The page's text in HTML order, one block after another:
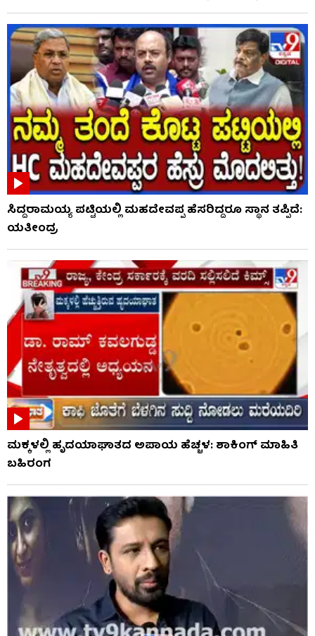
ಸಿದ್ದರಾಮಯ್ಯ ಪಟ್ಟಿಯಲ್ಲಿ ಮಹದೇವಪ್ಪ ಹೆಸರಿದ್ದರೂ ಸ್ಥಾನ ತಪ್ಪಿದೆ:
ಯತೀಂದ್ರ
ಮಕ್ಕಳಲ್ಲಿ ಹೃದಯಾಘಾತದ ಅಪಾಯ ಹೆಚ್ಚಳ: ಶಾಕಿಂಗ್​​ ಮಾಹಿತಿ
ಬಹಿರಂಗ